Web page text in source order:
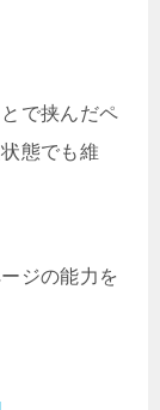
で挟んだペ
態でも維
ジの能力を